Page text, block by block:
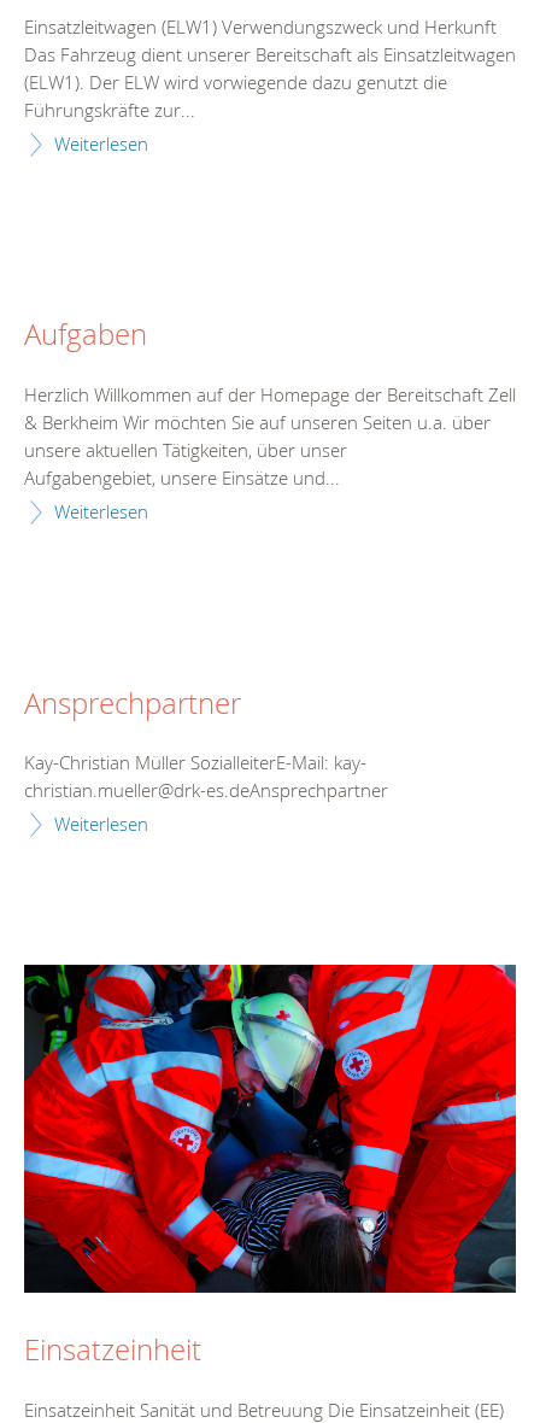
Einsatzleitwagen (ELW1) Verwendungszweck und Herkunft
Das Fahrzeug dient unserer Bereitschaft als Einsatzleitwagen
(ELW1). Der ELW wird vorwiegende dazu genutzt die
Führungskräfte zur...
Weiterlesen
Aufgaben
Herzlich Willkommen auf der Homepage der Bereitschaft Zell
& Berkheim Wir möchten Sie auf unseren Seiten u.a. über
unsere aktuellen Tätigkeiten, über unser
Aufgabengebiet, unsere Einsätze und...
Weiterlesen
Ansprechpartner
Kay-Christian Müller SozialleiterE-Mail: kay-
christian.mueller@drk-es.deAnsprechpartner
Weiterlesen
Einsatzeinheit
Einsatzeinheit Sanität und Betreuung Die Einsatzeinheit (EE)